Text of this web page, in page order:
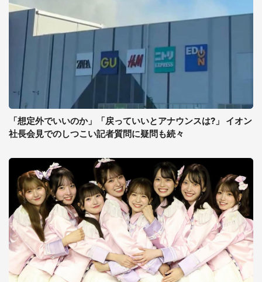
「想定外でいいのか」「戻っていいとアナウンスは?」 イオン
社長会見でのしつこい記者質問に疑問も続々